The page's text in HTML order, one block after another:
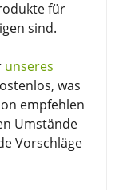
für
sind.
unseres
was
empfehlen
Umstände
Vorschläge